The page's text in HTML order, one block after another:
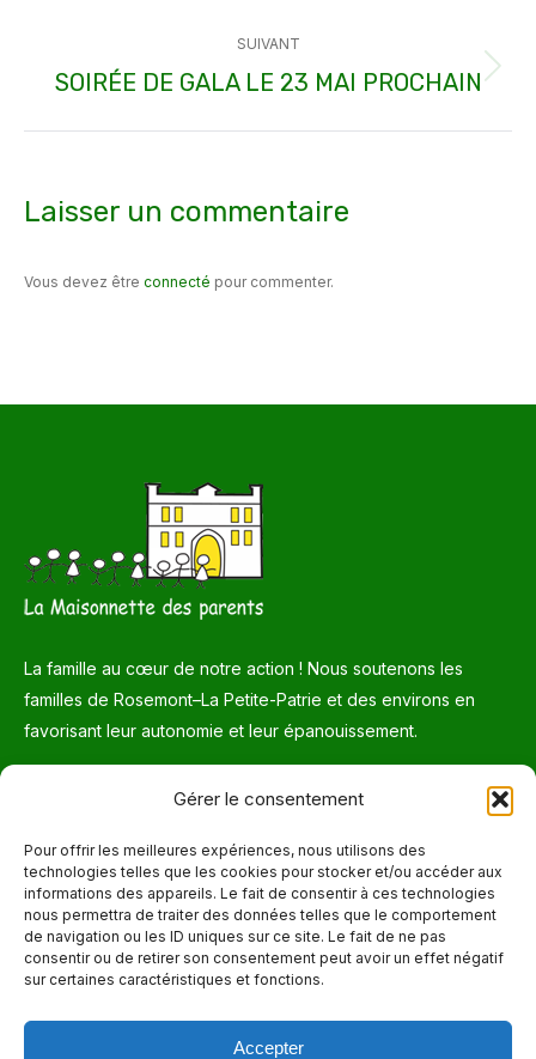
Gérer le consentement
Pour offrir les meilleures expériences, nous utilisons des
technologies telles que les cookies pour stocker et/ou accéder aux
informations des appareils. Le fait de consentir à ces technologies
nous permettra de traiter des données telles que le comportement
de navigation ou les ID uniques sur ce site. Le fait de ne pas
consentir ou de retirer son consentement peut avoir un effet négatif
sur certaines caractéristiques et fonctions.
Accepter
:
SUIVANT
Article
SOIRÉE DE GALA LE 23 MAI PROCHAIN
Laisser un commentaire
Vous devez être connecté pour commenter.
La famille au cœur de notre action ! Nous soutenons les
familles de Rosemont–La Petite-Patrie et des environs en
favorisant leur autonomie et leur épanouissement.
Courriel
info@maisonnettedesparents.org
Trouvez nous sur :